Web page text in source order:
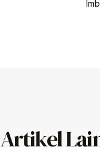
Artikel